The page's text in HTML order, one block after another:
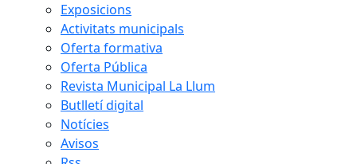
Exposicions
Activitats municipals
Oferta formativa
Oferta Pública
Revista Municipal La Llum
Butlletí digital
Notícies
Avisos